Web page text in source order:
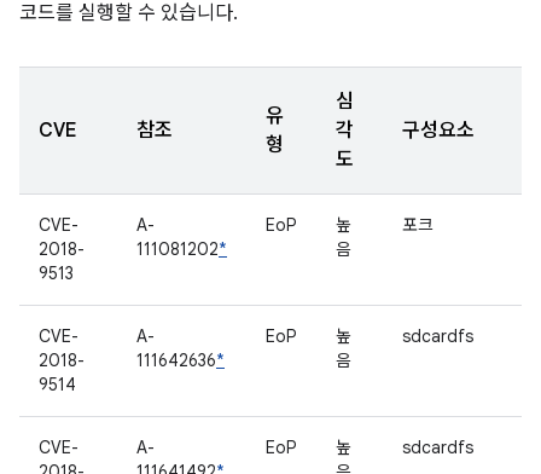
코드를 실행할 수 있습니다.
CVE 참조
유
형
심
각
도
구성요소
CVE-
2018-
9513
A-
111081202*
EoP
높
음
포크
CVE-
2018-
9514
A-
111642636*
EoP
높
음
sdcardfs
CVE-
A-
EoP
높
sdcardfs